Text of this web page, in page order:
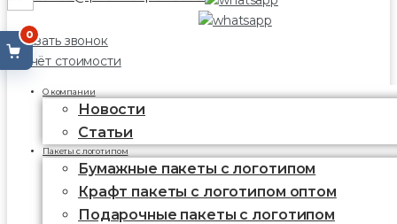
Заказать звонок
Расчёт стоимости
0
О компании
Новости
Статьи
Пакеты с логотипом
Бумажные пакеты с логотипом
Крафт пакеты с логотипом оптом
Подарочные пакеты с логотипом